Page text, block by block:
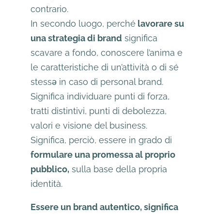
contrario.
In secondo luogo, perché lavorare su
una strategia di brand significa
scavare a fondo, conoscere l’anima e
le caratteristiche di un’attività o di sé
stessǝ in caso di personal brand.
Significa individuare punti di forza,
tratti distintivi, punti di debolezza,
valori e visione del business.
Significa, perciò, essere in grado di
formulare una promessa al proprio
pubblico,sulla base della propria
identità.
Essere un brand autentico, significa